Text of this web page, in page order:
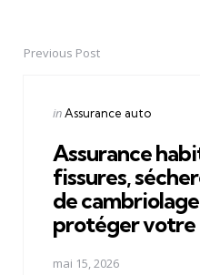
PostPrevious Post
Posted
inAssurance auto
Assurance
fissures,
de
protéger votre
mai 15, 2026